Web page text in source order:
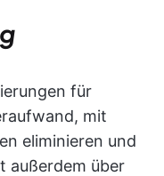
für
mit
eliminieren und
außerdem über